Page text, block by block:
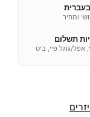
ומהיר
תשלום
אפל/גוגל פיי, ביט